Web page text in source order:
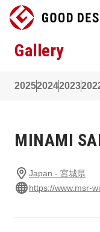
Gallery
202520242023
MINAMI
Japan - 宮城県
https://www.msr-